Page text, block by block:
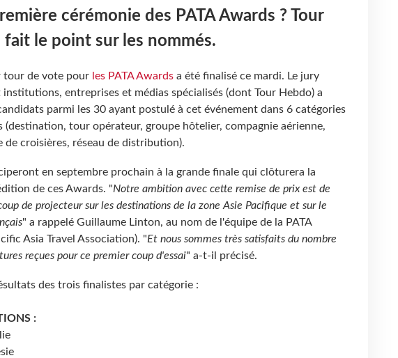
cérémonie des PATA Awards ? Tour
fait le point sur les nommés.
tour de vote pour les PATA Awardsa été finalisé ce mardi. Le jury
institutions, entreprises et médias spécialisés (dont Tour Hebdo) a
parmi les 30 ayant postulé à cet événement dans 6 catégories
(destination, tour opérateur, groupe hôtelier, compagnie aérienne,
de croisières, réseau de distribution).
en septembre prochain à la grande finale qui clôturera la
de ces Awards. "Notre ambition avec cette remise de prix est de
de projecteur sur les destinations de la zone Asie Pacifique et sur le
" a rappelé Guillaume Linton, au nom de l'équipe de la PATA
Asia Travel Association). "Et nous sommes très satisfaits du nombre
reçues pour ce premier coup d'essai" a-t-il précisé.
des trois finalistes par catégorie :
: